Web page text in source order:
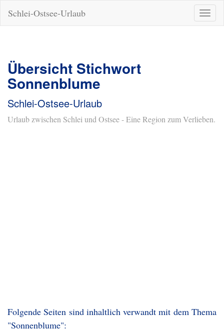
ein-/
Schlei-Ostsee-Urlaub
Übersicht Stichwort
Sonnenblume
Schlei-Ostsee-Urlaub
Urlaub zwischen Schlei und Ostsee - Eine Region zum Verlieben.
Folgende Seiten sind inhaltlich verwandt mit dem Thema
"Sonnenblume":